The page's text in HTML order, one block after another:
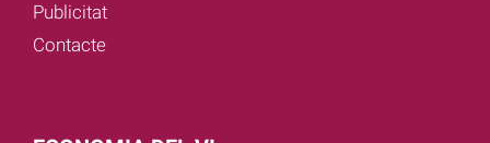
Publicitat
Contacte